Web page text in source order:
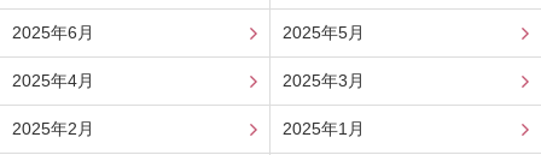
2025年6月 2025年5月
2025年4月 2025年3月
2025年2月 2025年1月